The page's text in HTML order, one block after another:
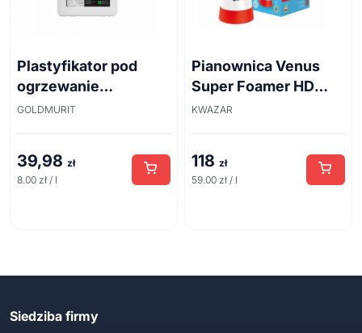
Plastyfikator pod
ogrzewanie
podłogowe i do
GOLDMURIT
39,98 zł
8.00 zł / l
Pianownica Venus
Super Foamer HD
acid line 2L
KWAZAR
118 zł
59.00 zł / l
Siedziba firmy